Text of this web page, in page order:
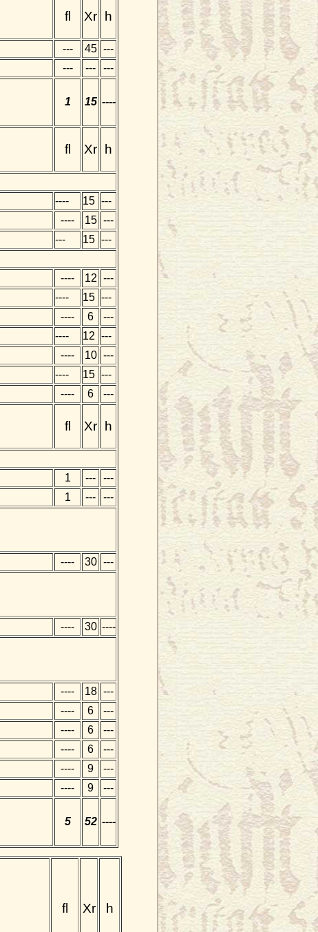
fl Xr h
--- 45 ---
--- --- ---
1 15 ----
fl Xr h
---- 15 ---
---- 15 ---
--- 15 ---
---- 12 ---
---- 15 ---
---- 6
---
---- 12 ---
---- 10 ---
---- 15 ---
---- 6 ---
fl Xr h
1 ---
---
1 --- ---
---- 30 ---
---- 30 ----
---- 18 ---
---- 6
---
---- 6
---
---- 6
---
---- 9
---
---- 9 ---
5 52 ----
fl Xr h